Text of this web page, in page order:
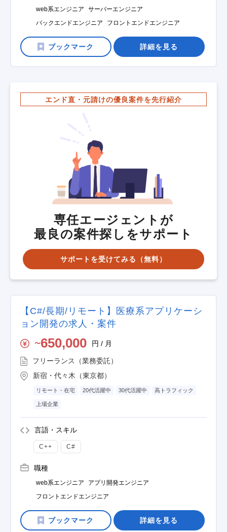
web系エンジニア
サーバーエンジニア
バックエンドエンジニア
フロントエンドエンジニア
詳細を見る
エンド直・元請けの優良案件を先行紹介
専任エージェントが
最良の案件探しをサポート
サポートを受けてみる（無料）
【C#/長期/リモート】医療系アプリケーシ
ョン開発の求人・案件
〜650,000 円 / 月
フリーランス（業務委託）
新宿・代々木（東京都）
リモート・在宅 20代活躍中 30代活躍中 高トラフィック
上場企業
言語・スキル
C++ C#
職種
web系エンジニア
アプリ開発エンジニア
フロントエンドエンジニア
詳細を見る